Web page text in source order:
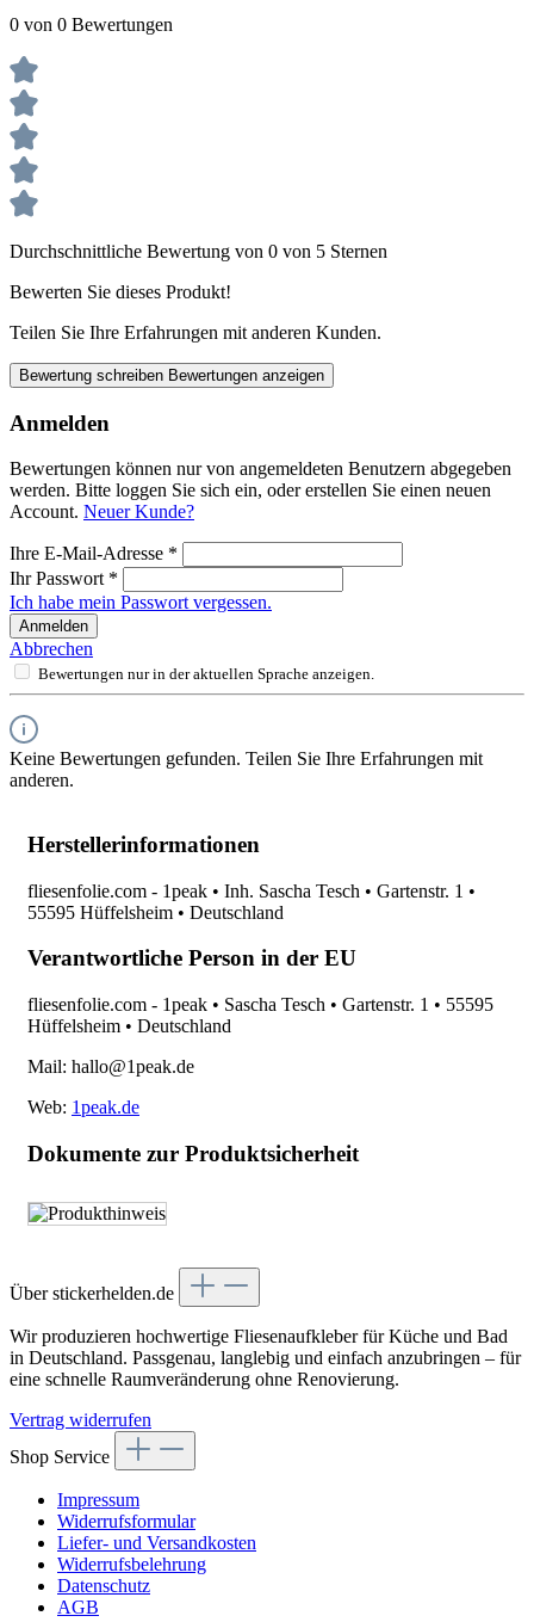
0 von 0 Bewertungen
Durchschnittliche Bewertung von 0 von 5 Sternen
Bewerten Sie dieses Produkt!
Teilen Sie Ihre Erfahrungen mit anderen Kunden.
Bewertung schreiben Bewertungen anzeigen
Anmelden
Bewertungen können nur von angemeldeten Benutzern abgegeben
werden. Bitte loggen Sie sich ein, oder erstellen Sie einen neuen
Account. Neuer Kunde?
Ihre E-Mail-Adresse *
Ihr Passwort *
Ich habe mein Passwort vergessen.
Anmelden
Abbrechen
Bewertungen nur in der aktuellen Sprache anzeigen.
Keine Bewertungen gefunden. Teilen Sie Ihre Erfahrungen mit
anderen.
Herstellerinformationen
fliesenfolie.com - 1peak • Inh. Sascha Tesch • Gartenstr. 1 •
55595 Hüffelsheim • Deutschland
Verantwortliche Person in der EU
fliesenfolie.com - 1peak • Sascha Tesch • Gartenstr. 1 • 55595
Hüffelsheim • Deutschland
Mail: hallo@1peak.de
Web: 1peak.de
Dokumente zur Produktsicherheit
Über stickerhelden.de
Wir produzieren hochwertige Fliesenaufkleber für Küche und Bad
in Deutschland. Passgenau, langlebig und einfach anzubringen – für
eine schnelle Raumveränderung ohne Renovierung.
Vertrag widerrufen
Shop Service
Impressum
Widerrufsformular
Liefer- und Versandkosten
Widerrufsbelehrung
Datenschutz
AGB